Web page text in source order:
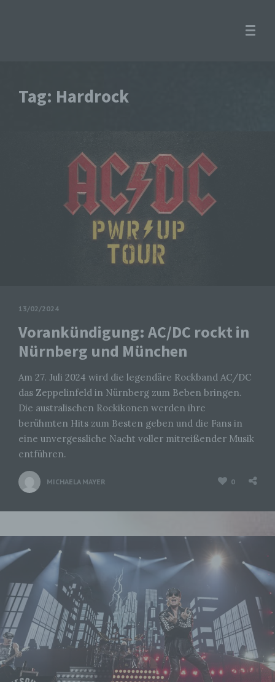
Tag: Hardrock
13/02/2024
Vorankündigung: AC/DC rockt in
Nürnberg und München
Am 27. Juli 2024 wird die legendäre Rockband AC/DC
das Zeppelinfeld in Nürnberg zum Beben bringen.
Die australischen Rockikonen werden ihre
berühmten Hits zum Besten geben und die Fans in
eine unvergessliche Nacht voller mitreißender Musik
entführen.
MICHAELA MAYER 0